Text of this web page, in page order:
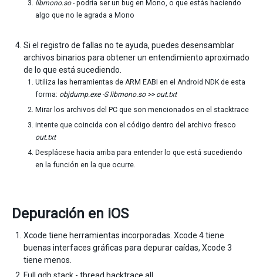
libmono.so- podría ser un bug en Mono, o que estás haciendo
algo que no le agrada a Mono
Si el registro de fallas no te ayuda, puedes desensamblar
archivos binarios para obtener un entendimiento aproximado
de lo que está sucediendo.
Utiliza las herramientas de ARM EABI en el Android NDK de esta
forma: objdump.exe -S libmono.so >> out.txt
Mirar los archivos del PC que son mencionados en el stacktrace
intente que coincida con el código dentro del archivo fresco
out.txt
Desplácese hacia arriba para entender lo que está sucediendo
en la función en la que ocurre.
Depuración en iOS
Xcode tiene herramientas incorporadas. Xcode 4 tiene
buenas interfaces gráficas para depurar caídas, Xcode 3
tiene menos.